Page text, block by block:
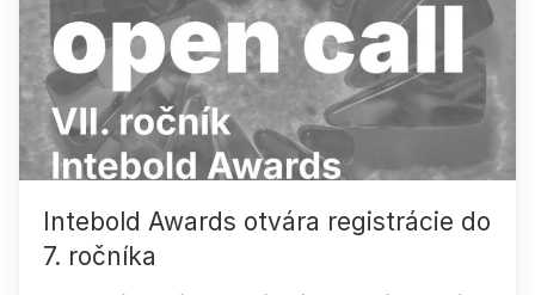
Intebold Awards otvára registrácie do
7. ročníka